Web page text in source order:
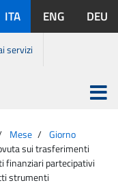
disponibili:
ITA ENG DEU
servizi
Apri
menu
Mese
Giorno
sui trasferimenti
finanziari partecipativi
strumenti